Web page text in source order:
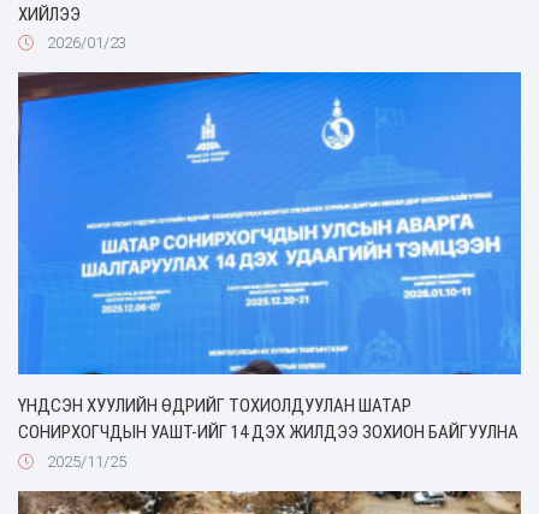
ХИЙЛЭЭ
2026/01/23
ҮНДСЭН ХУУЛИЙН ӨДРИЙГ ТОХИОЛДУУЛАН ШАТАР
СОНИРХОГЧДЫН УАШТ-ИЙГ 14 ДЭХ ЖИЛДЭЭ ЗОХИОН БАЙГУУЛНА
2025/11/25